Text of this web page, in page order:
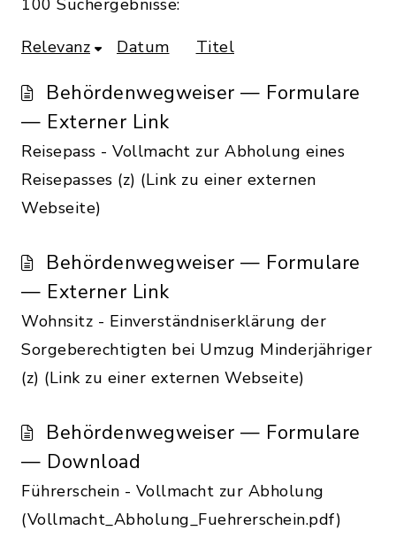
100 Suchergebnisse:
Relevanz
Datum Titel
Behördenwegweiser — Formulare
— Externer Link
Reisepass - Vollmacht zur Abholung eines
Reisepasses (z) (Link zu einer externen
Webseite)
Behördenwegweiser — Formulare
— Externer Link
Wohnsitz - Einverständniserklärung der
Sorgeberechtigten bei Umzug Minderjähriger
(z) (Link zu einer externen Webseite)
Behördenwegweiser — Formulare
— Download
Führerschein - Vollmacht zur Abholung
(Vollmacht_Abholung_Fuehrerschein.pdf)